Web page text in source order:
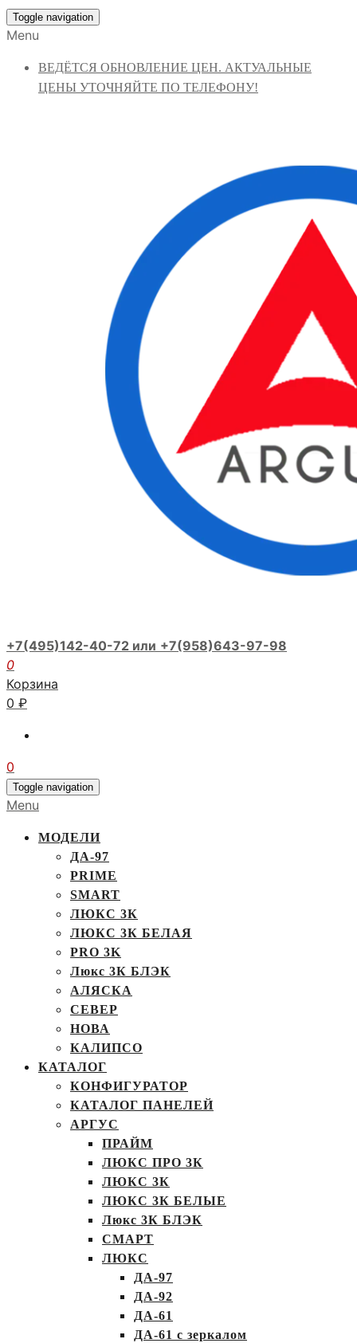
Toggle navigation
Menu
ВЕДЁТСЯ ОБНОВЛЕНИЕ ЦЕН. АКТУАЛЬНЫЕ
ЦЕНЫ УТОЧНЯЙТЕ ПО ТЕЛЕФОНУ!
+7(495)142-40-72 или +7(958)643-97-98
0
Корзина
0 ₽
0
Toggle navigation
Menu
МОДЕЛИ
ДА-97
PRIME
SMART
ЛЮКС 3К
ЛЮКС 3К БЕЛАЯ
PRO 3K
Люкс 3К БЛЭК
АЛЯСКА
СЕВЕР
НОВА
КАЛИПСО
КАТАЛОГ
КОНФИГУРАТОР
КАТАЛОГ ПАНЕЛЕЙ
АРГУС
ПРАЙМ
ЛЮКС ПРО 3К
ЛЮКС 3К
ЛЮКС 3К БЕЛЫЕ
Люкс 3К БЛЭК
СМАРТ
ЛЮКС
ДА-97
ДА-92
ДА-61
ДА-61 с зеркалом